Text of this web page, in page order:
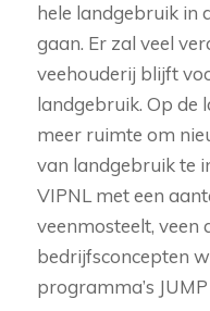
hele landgebruik in
gaan. Er zal veel
veehouderij blijft
landgebruik. Op de
meer ruimte om
van landgebruik te
VIPNL met een
veenmosteelt, veen
bedrijfsconcepten
programma’s